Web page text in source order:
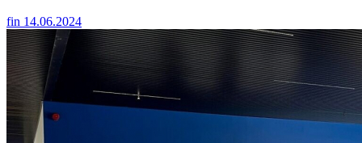
fin 14.06.2024